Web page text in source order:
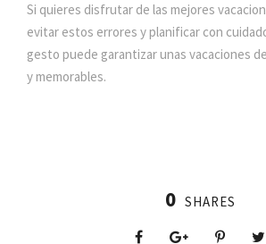
Si quieres disfrutar de las mejores
evitar estos errores y planificar con
gesto puede garantizar unas vacaciones
y memorables.
0 SHARES